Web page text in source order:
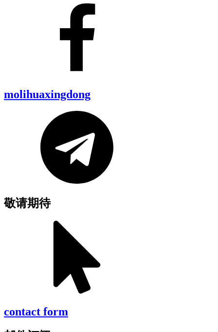
molihuaxingdong
敬请期待
contact form